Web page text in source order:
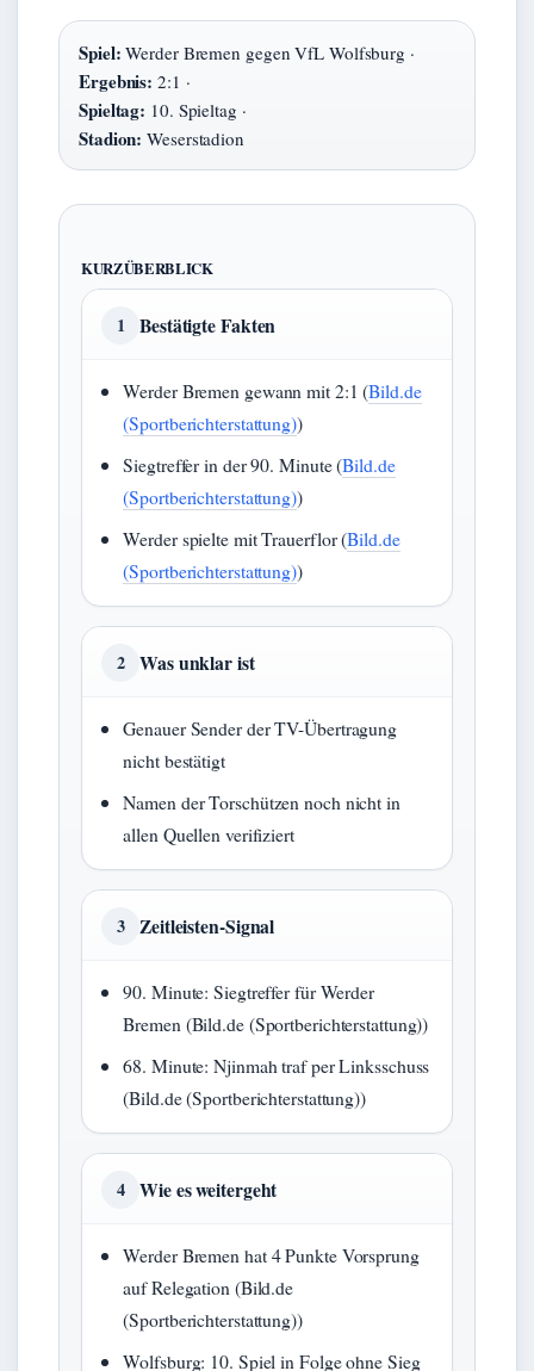
Spiel: Werder Bremen gegen VfL Wolfsburg ·
Ergebnis: 2:1 ·
Spieltag: 10. Spieltag ·
Stadion: Weserstadion
KURZÜBERBLICK
1 Bestätigte Fakten
Werder Bremen gewann mit 2:1 (Bild.de
(Sportberichterstattung))
Siegtreffer in der 90. Minute (Bild.de
(Sportberichterstattung))
Werder spielte mit Trauerflor (Bild.de
(Sportberichterstattung))
2 Was unklar ist
Genauer Sender der TV-Übertragung
nicht bestätigt
Namen der Torschützen noch nicht in
allen Quellen verifiziert
3 Zeitleisten-Signal
90. Minute: Siegtreffer für Werder
Bremen (Bild.de (Sportberichterstattung))
68. Minute: Njinmah traf per Linksschuss
(Bild.de (Sportberichterstattung))
4 Wie es weitergeht
Werder Bremen hat 4 Punkte Vorsprung
auf Relegation (Bild.de
(Sportberichterstattung))
Wolfsburg: 10. Spiel in Folge ohne Sieg